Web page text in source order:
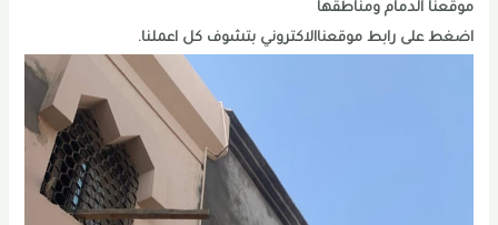
موقعنا الدمام ومناطقها
اضغط على رابط موقعناالاكتروني بتشوف كل اعملنا.